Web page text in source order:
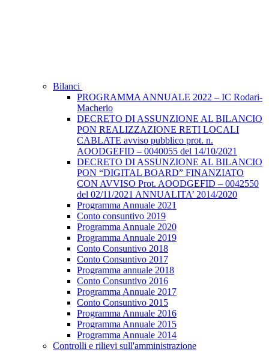
Bilanci
PROGRAMMA ANNUALE 2022 – IC Rodari-
Macherio
DECRETO DI ASSUNZIONE AL BILANCIO
PON REALIZZAZIONE RETI LOCALI
CABLATE avviso pubblico prot. n.
AOODGEFID – 0040055 del 14/10/2021
DECRETO DI ASSUNZIONE AL BILANCIO
PON “DIGITAL BOARD” FINANZIATO
CON AVVISO Prot. AOODGEFID – 0042550
del 02/11/2021 ANNUALITA’ 2014/2020
Programma Annuale 2021
Conto consuntivo 2019
Programma Annuale 2020
Programma Annuale 2019
Conto Consuntivo 2018
Conto Consuntivo 2017
Programma annuale 2018
Conto Consuntivo 2016
Programma Annuale 2017
Conto Consuntivo 2015
Programma Annuale 2016
Programma Annuale 2015
Programma Annuale 2014
Controlli e rilievi sull'amministrazione